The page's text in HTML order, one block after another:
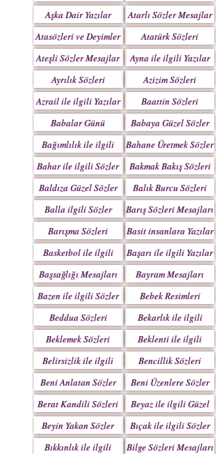
Mektupları
Aşka Dair Yazılar
Atarlı Sözler Mesajlar
Atasözleri ve Deyimler
Atatürk Sözleri
Mesajları
Ateşli Sözler Mesajlar
Ayna ile ilgili Yazılar
Ayrılık Sözleri
Mesajları
Azizim Sözleri
Mesajları
Azrail ile ilgili Yazılar
Baattin Sözleri
Mesajları
Babalar Günü
Babaya Güzel Sözler
Bağımlılık ile ilgili
Yazılar
Bahane Üretmek Sözler
Bahar ile ilgili Sözler
Yazılar
Bakmak Bakış Sözleri
Baldıza Güzel Sözler
Balık Burcu Sözleri
Balla ilgili Sözler
Barış Sözleri Mesajları
Barışma Sözleri
Mesajları
Basit insanlara Yazılar
Basketbol ile ilgili
Sözler
Başarı ile ilgili Yazılar
Başsağlığı Mesajları
Bayram Mesajları
Sözleri
Bazen ile ilgili Sözler
Mesajlar
Bebek Resimleri
Beddua Sözleri
Mesajları
Bekarlık ile ilgili
Sözler
Beklemek Sözleri
Beklenti ile ilgili
Sözler
Belirsizlik ile ilgili
Sözler
Bencillik Sözleri
Mesajları
Beni Anlatan Sözler
Beni Üzenlere Sözler
Berat Kandili Sözleri
Mesajları
Beyaz ile ilgili Güzel
Sözler
Beyin Yakan Sözler
Bıçak ile ilgili Sözler
Bıkkınlık ile ilgili
Bilge Sözleri Mesajları